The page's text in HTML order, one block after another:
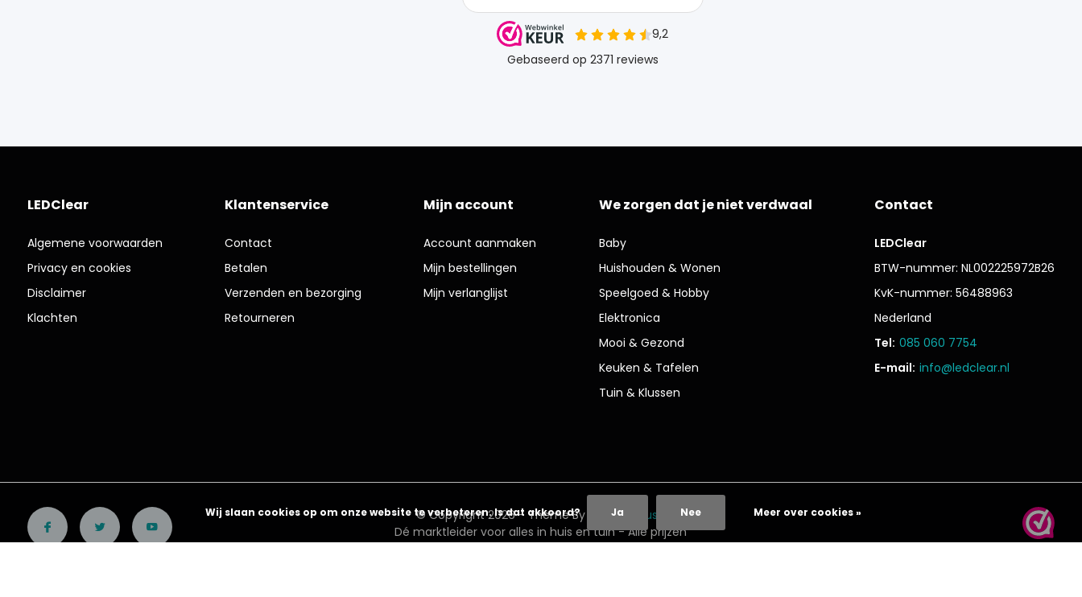
LEDClear
Algemene voorwaarden
Privacy en cookies
Disclaimer
Klachten
Klantenservice
Contact
Betalen
Verzenden en bezorging
Retourneren
Mijn account
Account aanmaken
Mijn bestellingen
Mijn verlanglijst
We zorgen dat je niet verdwaal
Baby
Huishouden & Wonen
Speelgoed & Hobby
Elektronica
Mooi & Gezond
Keuken & Tafelen
Tuin & Klussen
Contact
LEDClear
BTW-nummer: NL002225972B26
KvK-nummer: 56488963
Nederland
Tel: 085 060 7754
E-mail: info@ledclear.nl
© Copyright 2026 - Theme By DMWS
Plus+
Dé marktleider voor alles in huis en tuin- Alle prijzen
Wij slaan cookies op om onze website te verbeteren. Is dat akkoord? Ja Nee Meer over cookies »